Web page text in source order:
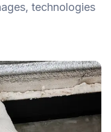
technologies